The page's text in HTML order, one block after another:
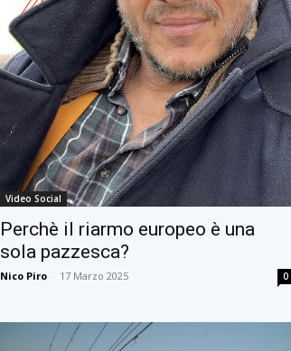
Video Social
Perchè il riarmo europeo è una
sola pazzesca?
Nico Piro - 17 Marzo 2025 0